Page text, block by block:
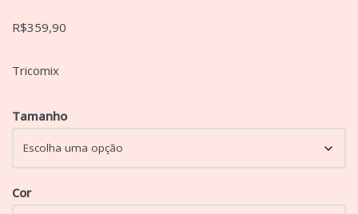
R$359,90
Tricomix
Tamanho
Cor